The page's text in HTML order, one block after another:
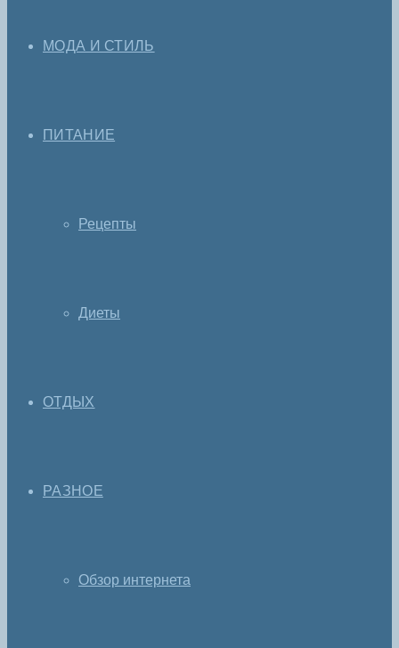
МОДА И СТИЛЬ
ПИТАНИЕ
Рецепты
Диеты
ОТДЫХ
РАЗНОЕ
Обзор интернета